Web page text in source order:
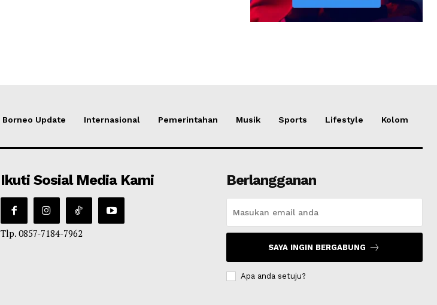
Borneo Update Internasional Pemerintahan Musik Sports Lifestyle Kolom
Ikuti Sosial Media Kami
Tlp. 0857-7184-7962
Berlangganan
SAYA INGIN BERGABUNG
Apa anda setuju?